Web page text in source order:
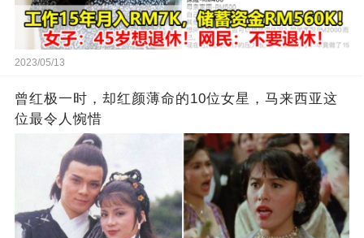
2023/05/13
曾红极一时，却红颜薄命的10位女星，马来西亚这
位最令人惋惜